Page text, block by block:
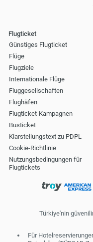
Flugticket
Günstiges Flugticket
Flüge
Flugziele
Internationale Flüge
Fluggesellschaften
Flughäfen
Flugticket-Kampagnen
Busticket
Klarstellungstext zu PDPL
Cookie-Richtlinie
Nutzungsbedingungen für
Flugtickets
Türkiye'nin
Für